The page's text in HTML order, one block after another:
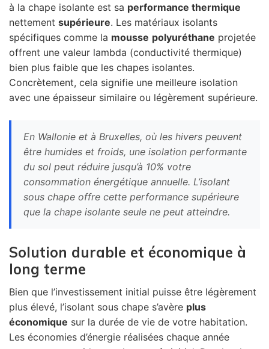
à la chape isolante est sa performance thermique
nettement supérieure. Les matériaux isolants
spécifiques comme la mousse polyuréthane projetée
offrent une valeur lambda (conductivité thermique)
bien plus faible que les chapes isolantes.
Concrètement, cela signifie une meilleure isolation
avec une épaisseur similaire ou légèrement supérieure.
En Wallonie et à Bruxelles, où les hivers peuvent
être humides et froids, une isolation performante
du sol peut réduire jusqu’à 10% votre
consommation énergétique annuelle. L’isolant
sous chape offre cette performance supérieure
que la chape isolante seule ne peut atteindre.
Solution durable et économique à
long terme
Bien que l’investissement initial puisse être légèrement
plus élevé, l’isolant sous chape s’avère plus
économique sur la durée de vie de votre habitation.
Les économies d’énergie réalisées chaque année